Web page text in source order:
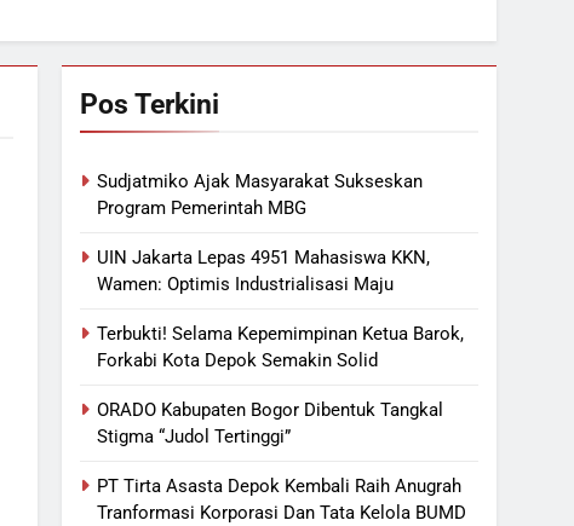
Pos Terkini
Sudjatmiko Ajak Masyarakat Sukseskan
Program Pemerintah MBG
UIN Jakarta Lepas 4951 Mahasiswa KKN,
Wamen: Optimis Industrialisasi Maju
Terbukti! Selama Kepemimpinan Ketua Barok,
Forkabi Kota Depok Semakin Solid
ORADO Kabupaten Bogor Dibentuk Tangkal
Stigma “Judol Tertinggi”
PT Tirta Asasta Depok Kembali Raih Anugrah
Tranformasi Korporasi Dan Tata Kelola BUMD